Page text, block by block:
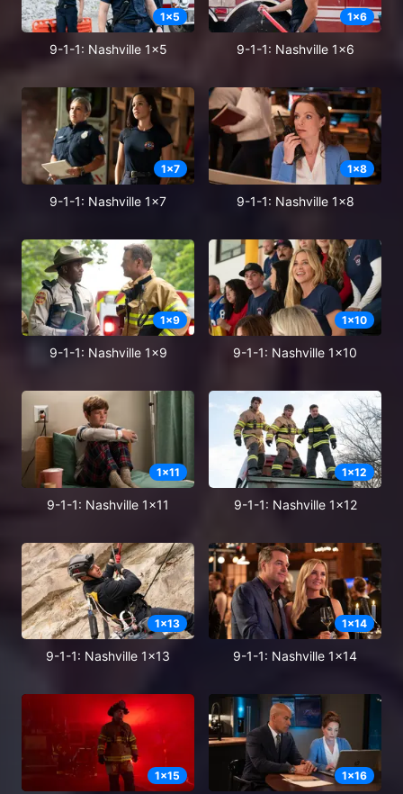
1x5
9-1-1: Nashville 1x5
1x6
9-1-1: Nashville 1x6
1x7
9-1-1: Nashville 1x7
1x8
9-1-1: Nashville 1x8
1x9
9-1-1: Nashville 1x9
1x10
9-1-1: Nashville 1x10
1x11
9-1-1: Nashville 1x11
1x12
9-1-1: Nashville 1x12
1x13
9-1-1: Nashville 1x13
1x14
9-1-1: Nashville 1x14
1x15 1x16